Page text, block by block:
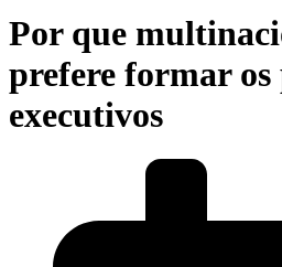
Por que
prefere formar
executivos